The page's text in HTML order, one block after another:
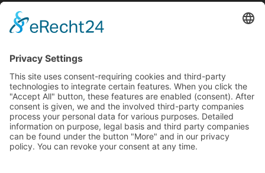
Deutschkurs am Abend A1,
A2, B1 für Aupairs
Deutsch C1 Intensivkurs,
Medizinerkurs, FSP
C1 Deutschkurs für
Mediziner und Vorbereitung
auf die FSP